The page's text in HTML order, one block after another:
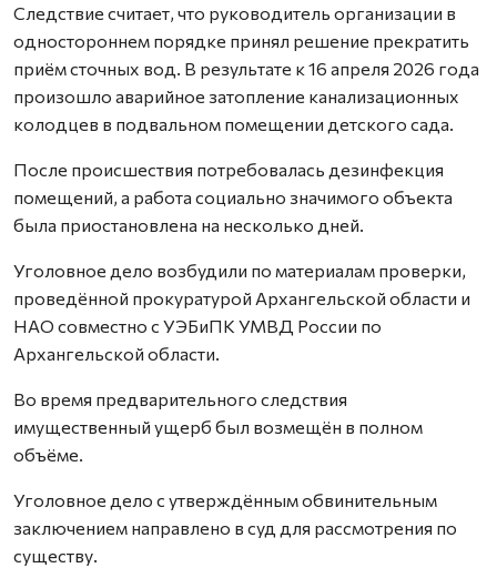
Следствие считает, что руководитель организации в
одностороннем порядке принял решение прекратить
приём сточных вод. В результате к 16 апреля 2026 года
произошло аварийное затопление канализационных
колодцев в подвальном помещении детского сада.
После происшествия потребовалась дезинфекция
помещений, а работа социально значимого объекта
была приостановлена на несколько дней.
Уголовное дело возбудили по материалам проверки,
проведённой прокуратурой Архангельской области и
НАО совместно с УЭБиПК УМВД России по
Архангельской области.
Во время предварительного следствия
имущественный ущерб был возмещён в полном
объёме.
Уголовное дело с утверждённым обвинительным
заключением направлено в суд для рассмотрения по
существу.